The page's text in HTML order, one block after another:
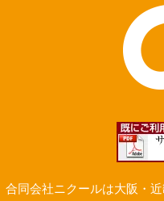
合同会社ニクールは大阪・